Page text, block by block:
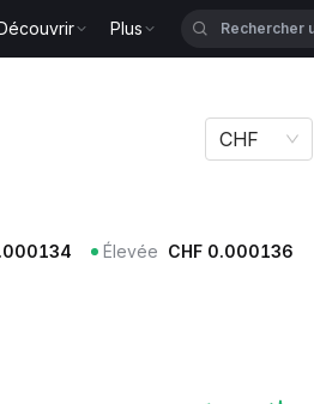
Plus
CHF
Élevée CHF 0.000136